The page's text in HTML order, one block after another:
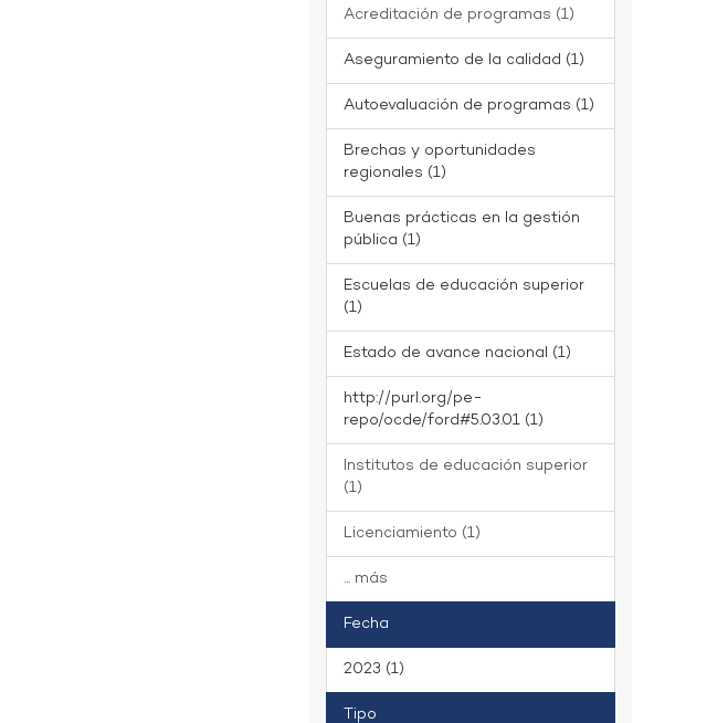
Acreditación de programas (1)
Aseguramiento de la calidad (1)
Autoevaluación de programas (1)
Brechas y oportunidades
regionales (1)
Buenas prácticas en la gestión
pública (1)
Escuelas de educación superior
(1)
Estado de avance nacional (1)
http://purl.org/pe-
repo/ocde/ford#5.03.01 (1)
Institutos de educación superior
(1)
Licenciamiento (1)
... más
Fecha
2023 (1)
Tipo